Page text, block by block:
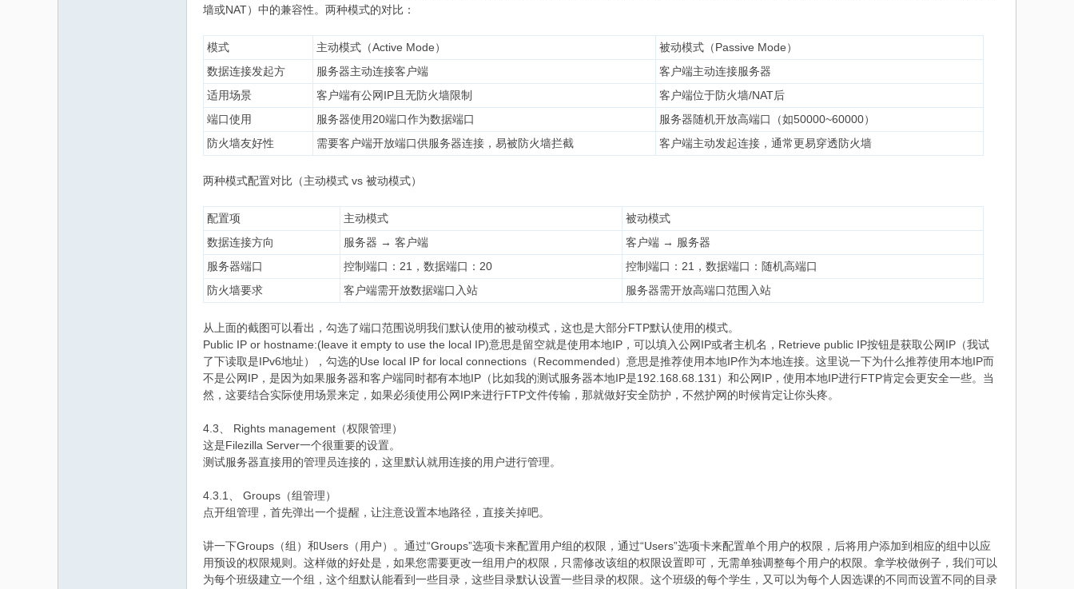
墙或NAT）中的兼容性。两种模式的对比：
模式 主动模式（Active Mode）
被动模式（Passive Mode）
数据连接发起方
服务器主动连接客户端
客户端主动连接服务器
适用场景
客户端有公网IP且无防火墙限制
客户端位于防火墙/NAT后
端口使用
服务器使用20端口作为数据端口
服务器随机开放高端口（如50000~60000）
防火墙友好性
需要客户端开放端口供服务器连接，易被防火墙拦截 客户端主动发起连接，通常更易穿透防火墙
两种模式配置对比（主动模式 vs 被动模式）
配置项 主动模式
被动模式
数据连接方向
服务器 → 客户端
客户端 → 服务器
服务器端口
控制端口：21，数据端口：20
控制端口：21，数据端口：随机高端口
防火墙要求
客户端需开放数据端口入站 服务器需开放高端口范围入站
从上面的截图可以看出，勾选了端口范围说明我们默认使用的被动模式，这也是大部分FTP默认使用的模式。
Public IP or hostname:(leave it empty to use the local IP)意思是留空就是使用本地IP，可以填入公网IP或者主机名，Retrieve public IP按钮是获取公网IP（我试
了下读取是IPv6地址），勾选的Use local IP for local connections（Recommended）意思是推荐使用本地IP作为本地连接。这里说一下为什么推荐使用本地IP而
不是公网IP，是因为如果服务器和客户端同时都有本地IP（比如我的测试服务器本地IP是192.168.68.131）和公网IP，使用本地IP进行FTP肯定会更安全一些。当
然，这要结合实际使用场景来定，如果必须使用公网IP来进行FTP文件传输，那就做好安全防护，不然护网的时候肯定让你头疼。
4.3、 Rights management（权限管理）
这是Filezilla Server一个很重要的设置。
测试服务器直接用的管理员连接的，这里默认就用连接的用户进行管理。
4.3.1、 Groups（组管理）
点开组管理，首先弹出一个提醒，让注意设置本地路径，直接关掉吧。
讲一下Groups（组）和Users（用户）。通过“Groups”选项卡来配置用户组的权限，通过“Users”选项卡来配置单个用户的权限，后将用户添加到相应的组中以应
用预设的权限规则。这样做的好处是，如果您需要更改一组用户的权限，只需修改该组的权限设置即可，无需单独调整每个用户的权限。拿学校做例子，我们可以
为每个班级建立一个组，这个组默认能看到一些目录，这些目录默认设置一些目录的权限。这个班级的每个学生，又可以为每个人因选课的不同而设置不同的目录